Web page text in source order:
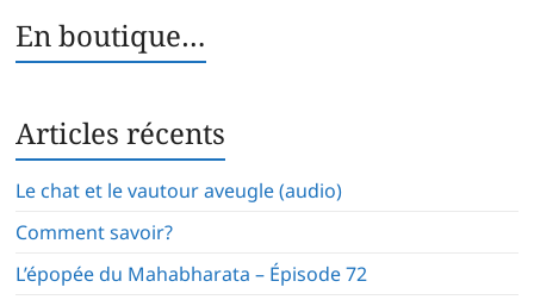
En boutique…
Articles récents
Le chat et le vautour aveugle (audio)
Comment savoir?
L’épopée du Mahabharata – Épisode 72